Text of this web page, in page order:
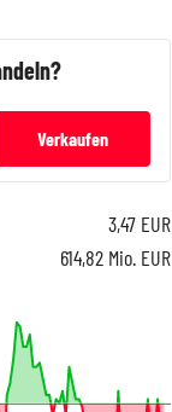
Verkaufen
3,47 EUR
614,82 Mio. EUR